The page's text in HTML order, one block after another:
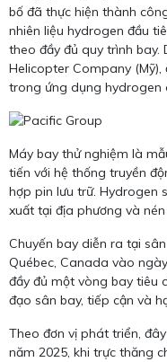
bố đã thực hiện thành
nhiên liệu hydrogen đầu
theo đầy đủ quy trình bay.
Helicopter Company
trong ứng dụng hydrogen
Máy bay thử nghiệm là
tiến với hệ thống truyền
hợp pin lưu trữ. Hydrogen
xuất tại địa phương và
Chuyến bay diễn ra tại
Québec, Canada vào
đầy đủ một vòng bay tiêu
đạo sân bay, tiếp cận và
Theo đơn vị phát triển,
năm 2025, khi trực thăng